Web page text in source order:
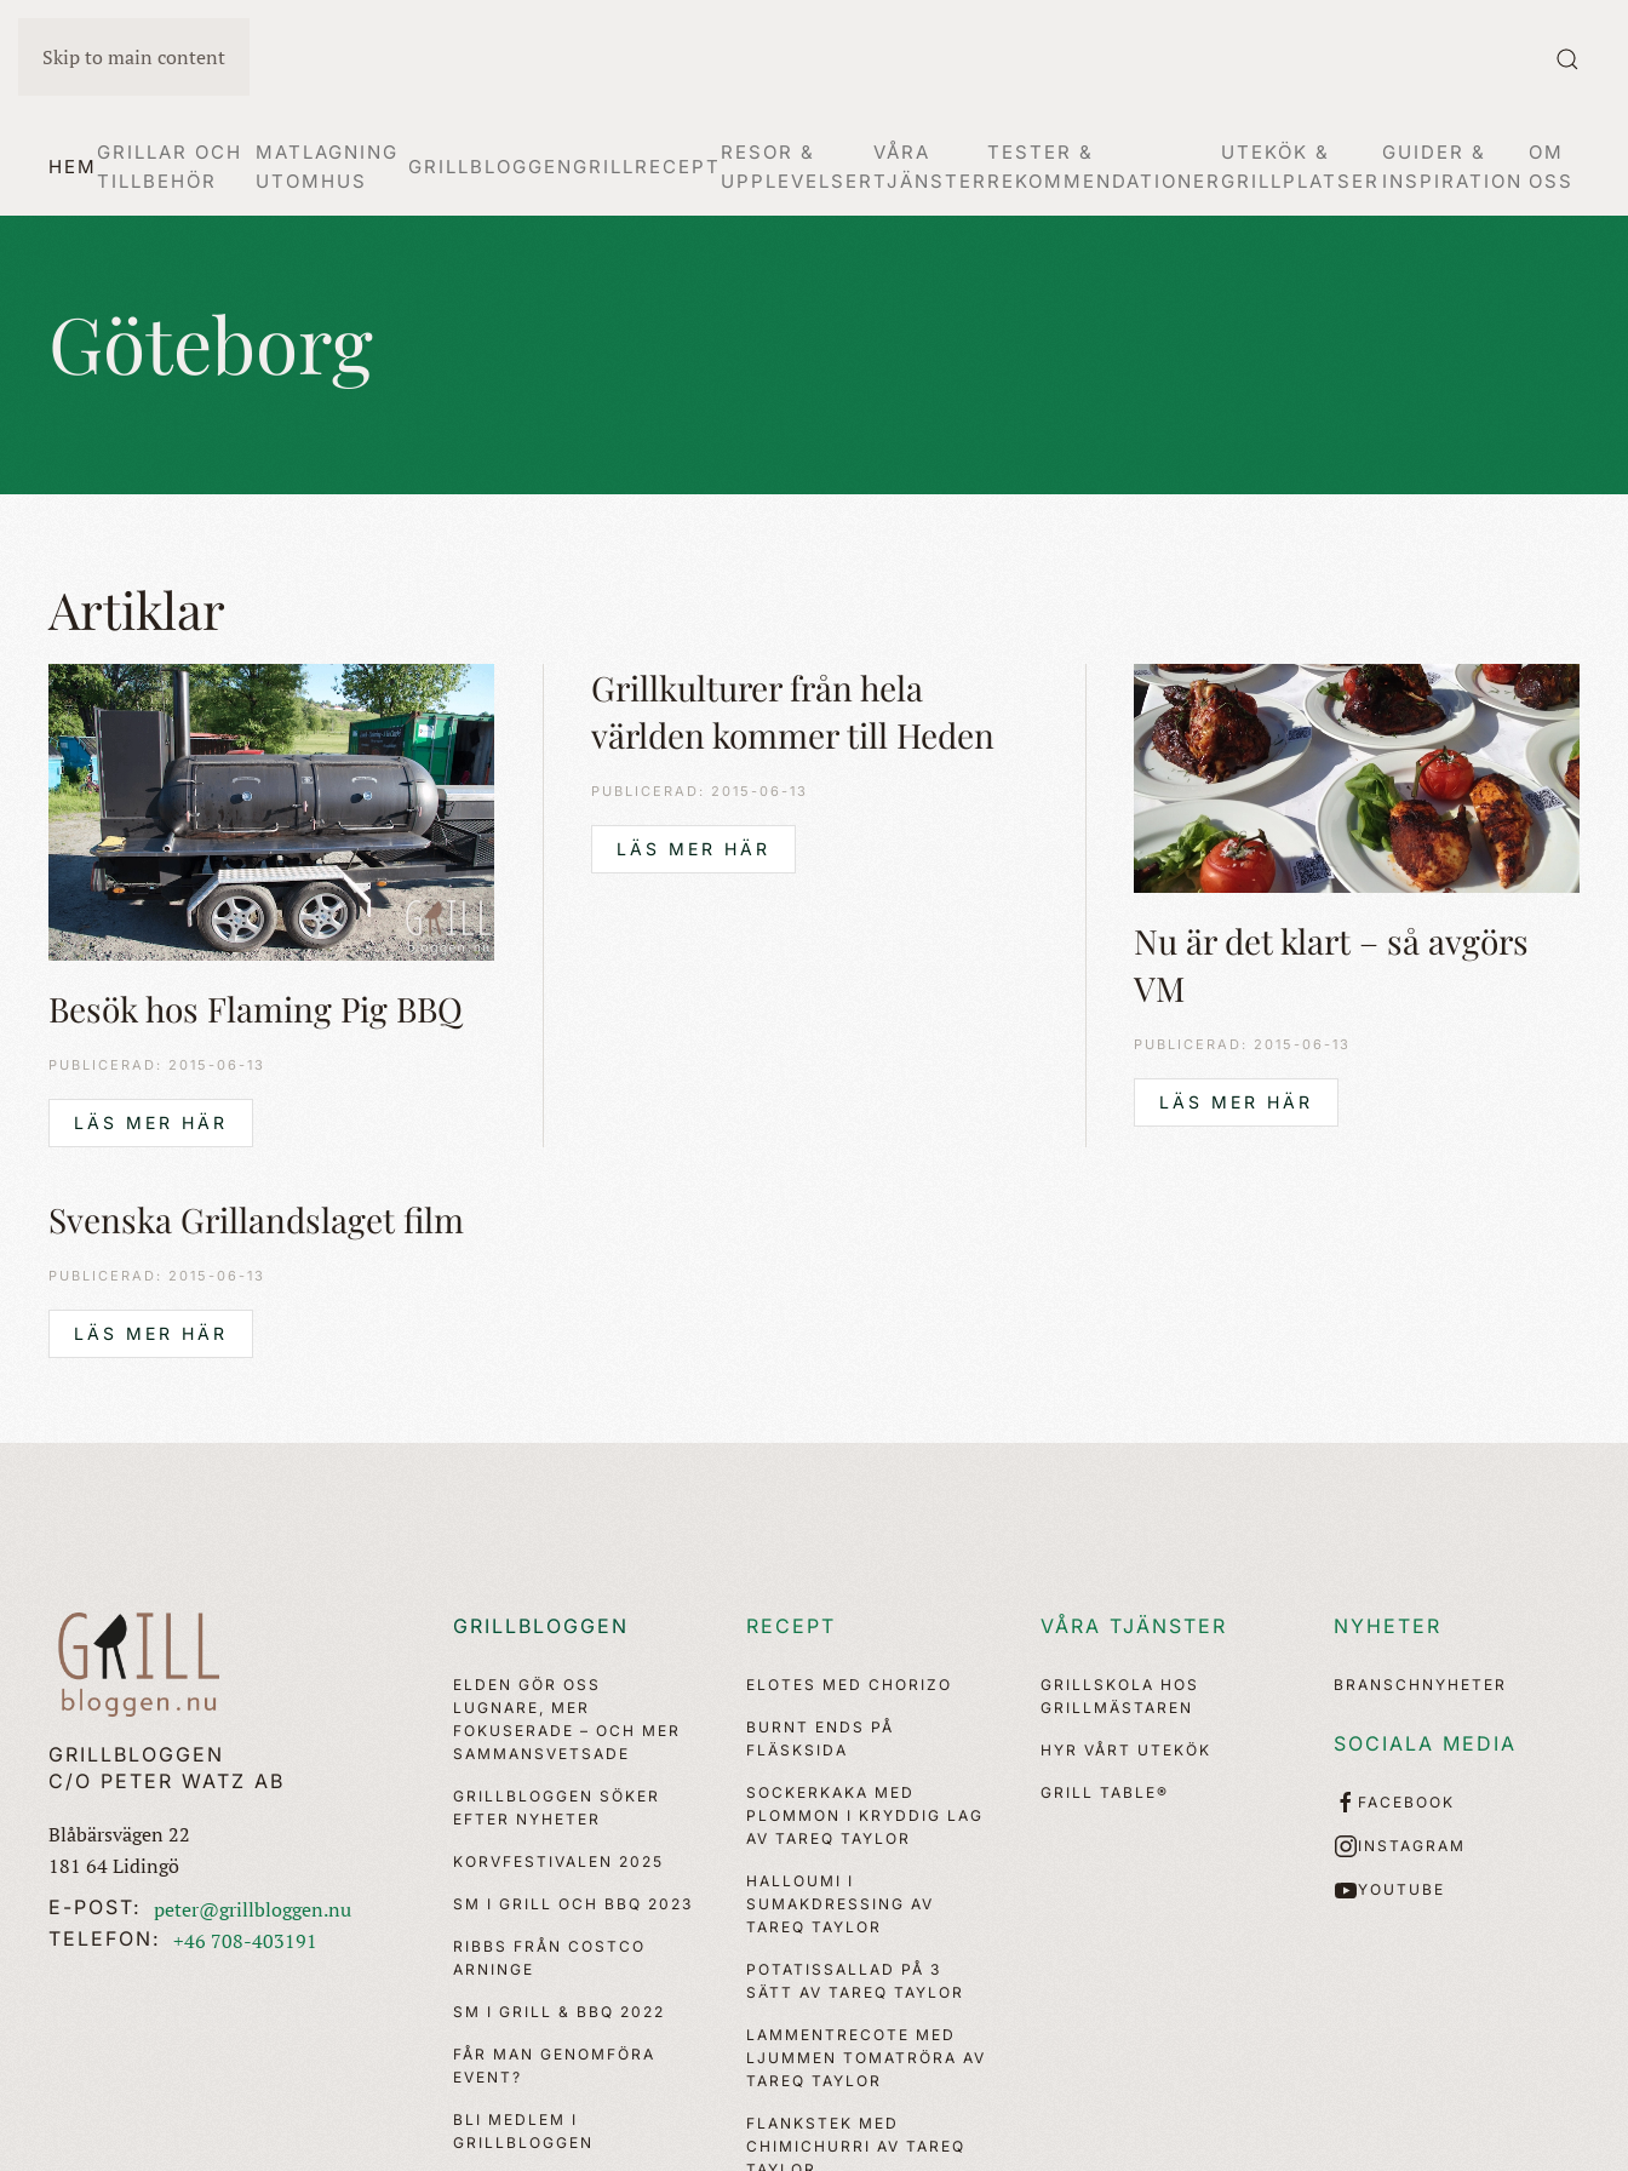
Skip to main content
HEM
GRILLAR OCH
TILLBEHÖR
MATLAGNING
UTOMHUS
GRILLBLOGGEN GRILLRECEPT
RESOR &
UPPLEVELSER
VÅRA
TJÄNSTER
TESTER &
REKOMMENDATIONER
UTEKÖK &
GRILLPLATSER
GUIDER &
INSPIRATION
OM
OSS
Göteborg
Artiklar
Besök hos Flaming Pig BBQ
PUBLICERAD: 2015-06-13
LÄS MER HÄR
Grillkulturer från hela
världen kommer till Heden
PUBLICERAD: 2015-06-13
LÄS MER HÄR
Nu är det klart – så avgörs
VM
PUBLICERAD: 2015-06-13
LÄS MER HÄR
Svenska Grillandslaget film
PUBLICERAD: 2015-06-13
LÄS MER HÄR
GRILLBLOGGEN
C/O PETER WATZ AB
Blåbärsvägen 22
181 64 Lidingö
E-POST: peter@grillbloggen.nu
TELEFON: +46 708-403191
GRILLBLOGGEN
ELDEN GÖR OSS
LUGNARE, MER
FOKUSERADE – OCH MER
SAMMANSVETSADE
GRILLBLOGGEN SÖKER
EFTER NYHETER
KORVFESTIVALEN 2025
SM I GRILL OCH BBQ 2023
RIBBS FRÅN COSTCO
ARNINGE
SM I GRILL & BBQ 2022
FÅR MAN GENOMFÖRA
EVENT?
BLI MEDLEM I
GRILLBLOGGEN
RECEPT
ELOTES MED CHORIZO
BURNT ENDS PÅ
FLÄSKSIDA
SOCKERKAKA MED
PLOMMON I KRYDDIG LAG
AV TAREQ TAYLOR
HALLOUMI I
SUMAKDRESSING AV
TAREQ TAYLOR
POTATISSALLAD PÅ 3
SÄTT AV TAREQ TAYLOR
LAMMENTRECOTE MED
LJUMMEN TOMATRÖRA AV
TAREQ TAYLOR
FLANKSTEK MED
CHIMICHURRI AV TAREQ
VÅRA TJÄNSTER
GRILLSKOLA HOS
GRILLMÄSTAREN
HYR VÅRT UTEKÖK
GRILL TABLE®
NYHETER
BRANSCHNYHETER
SOCIALA MEDIA
FACEBOOK
INSTAGRAM
YOUTUBE